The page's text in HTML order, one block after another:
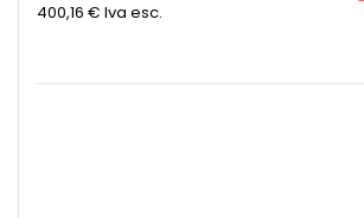
400,16 € Iva esc.